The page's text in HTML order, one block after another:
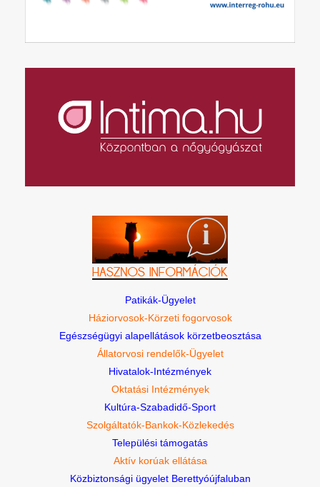
Patikák-Ügyelet
Háziorvosok-Körzeti fogorvosok
Egészségügyi alapellátások körzetbeosztása
Állatorvosi rendelők-Ügyelet
Hivatalok-Intézmények
Oktatási Intézmények
Kultúra-Szabadidő-Sport
Szolgáltatók-Bankok-Közlekedés
Települési támogatás
Aktív korúak ellátása
Közbiztonsági ügyelet Berettyóújfaluban